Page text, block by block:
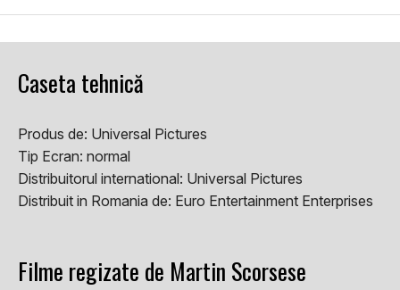
Caseta tehnică
Produs de: Universal Pictures
Tip Ecran: normal
Distribuitorul international: Universal Pictures
Distribuit in Romania de: Euro Entertainment Enterprises
Filme regizate de Martin Scorsese